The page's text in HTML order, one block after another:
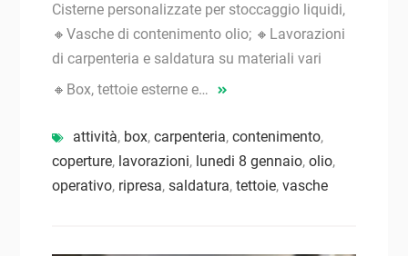
Cisterne personalizzate per stoccaggio liquidi,
🔸Vasche di contenimento olio; 🔸Lavorazioni
di carpenteria e saldatura su materiali vari
🔸Box, tettoie esterne e…
attività, box, carpenteria, contenimento,
coperture, lavorazioni, lunedi 8 gennaio, olio,
operativo, ripresa, saldatura, tettoie, vasche